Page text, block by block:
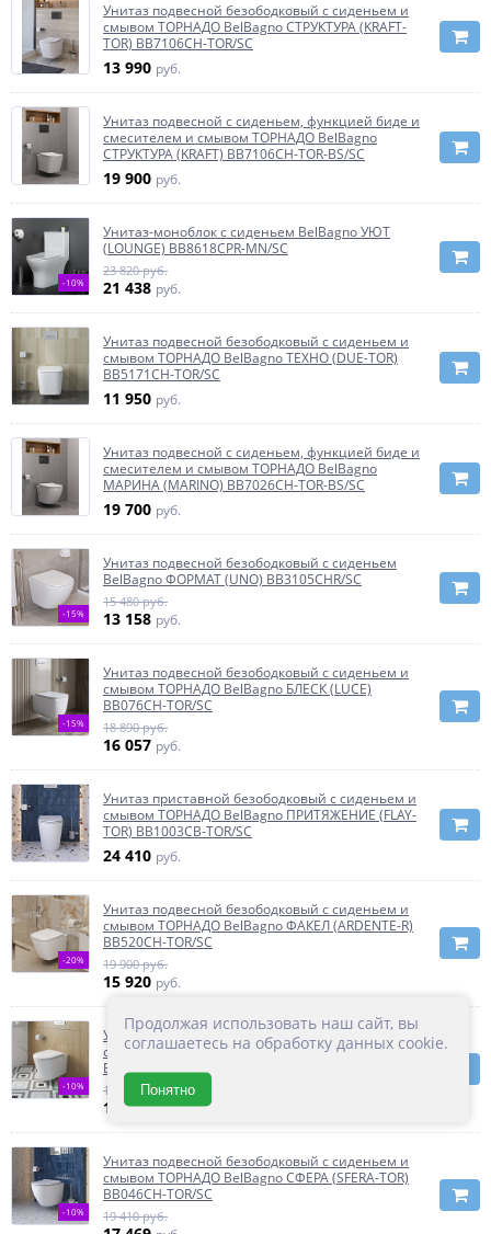
Унитаз подвесной безободковый с сиденьем и
смывом ТОРНАДО BelBagno СТРУКТУРА (KRAFT-
TOR) BB7106CH-TOR/SC
13 990 руб.
Унитаз подвесной с сиденьем, функцией биде и
смесителем и смывом ТОРНАДО BelBagno
СТРУКТУРА (KRAFT) BB7106CH-TOR-BS/SC
19 900 руб.
-10%
Унитаз-моноблок с сиденьем BelBagno УЮТ
(LOUNGE) BB8618CPR-MN/SC
23 820 руб.
21 438 руб.
Унитаз подвесной безободковый с сиденьем и
смывом ТОРНАДО BelBagno ТЕХНО (DUE-TOR)
BB5171CH-TOR/SC
11 950 руб.
Унитаз подвесной с сиденьем, функцией биде и
смесителем и смывом ТОРНАДО BelBagno
МАРИНА (MARINO) BB7026CH-TOR-BS/SC
19 700 руб.
-15%
Унитаз подвесной безободковый с сиденьем
BelBagno ФОРМАТ (UNO) BB3105CHR/SC
15 480 руб.
13 158 руб.
-15%
Унитаз подвесной безободковый с сиденьем и
смывом ТОРНАДО BelBagno БЛЕСК (LUCE)
BB076CH-TOR/SC
18 890 руб.
16 057 руб.
Унитаз приставной безободковый с сиденьем и
смывом ТОРНАДО BelBagno ПРИТЯЖЕНИЕ (FLAY-
TOR) BB1003CB-TOR/SC
24 410 руб.
-20%
Унитаз подвесной безободковый с сиденьем и
смывом ТОРНАДО BelBagno ФАКЕЛ (ARDENTE-R)
BB520CH-TOR/SC
19 900 руб.
15 920 руб.
-10%
Унитаз подвесной безободковый с сиденьем и
смывом ТОРНАДО BelBagno КОНТУР (TRE-TOR)
BB5180CH-TOR/SC
18 380 руб.
16 542руб.
-10%
Унитаз подвесной безободковый с сиденьем и
смывом ТОРНАДО BelBagno СФЕРА (SFERA-TOR)
BB046CH-TOR/SC
19 410 руб.
Продолжая использовать наш сайт, вы
соглашаетесь на обработку данных cookie.
Понятно